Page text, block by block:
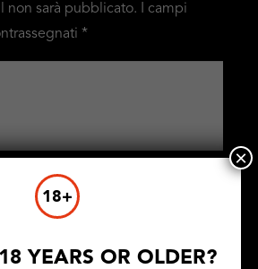
non sarà pubblicato.
I campi
*
18+
YEARS OR OLDER?
×